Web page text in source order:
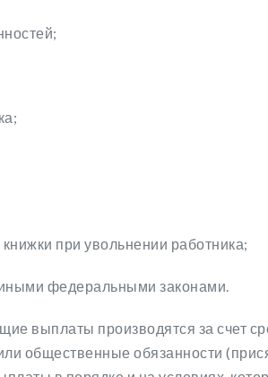
при увольнении работника;
федеральными законами.
выплаты производятся за счет
общественные обязанности